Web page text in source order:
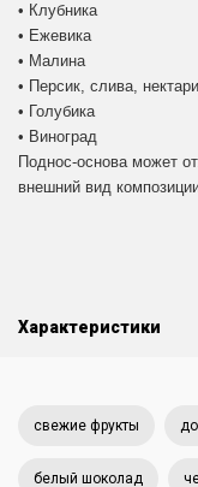
• Клубника
• Ежевика
• Малина
• Персик, слива,
• Голубика
• Виноград
Поднос-основа может
внешний вид
Характеристики
свежие фрукты
белый шоколад